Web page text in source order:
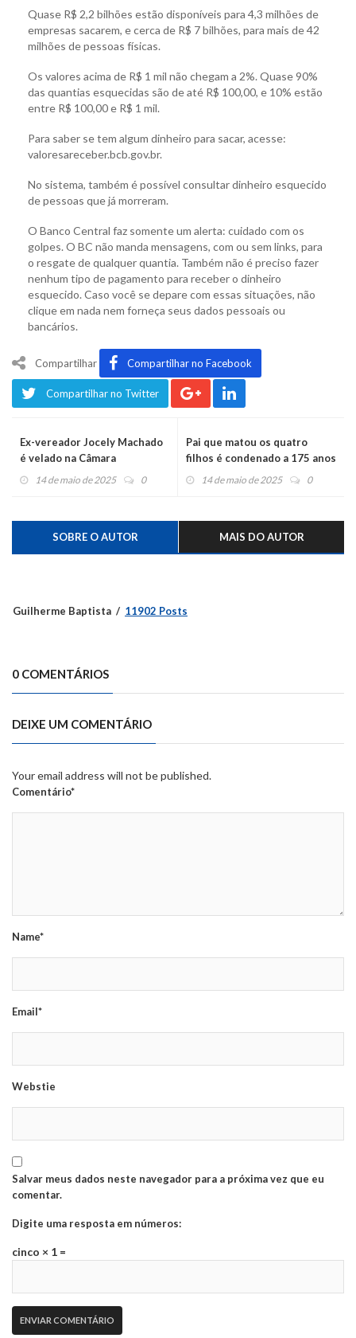
Quase R$ 2,2 bilhões estão disponíveis para 4,3 milhões de
empresas sacarem, e cerca de R$ 7 bilhões, para mais de 42
milhões de pessoas físicas.
Os valores acima de R$ 1 mil não chegam a 2%. Quase 90%
das quantias esquecidas são de até R$ 100,00, e 10% estão
entre R$ 100,00 e R$ 1 mil.
Para saber se tem algum dinheiro para sacar, acesse:
valoresareceber.bcb.gov.br.
No sistema, também é possível consultar dinheiro esquecido
de pessoas que já morreram.
O Banco Central faz somente um alerta: cuidado com os
golpes. O BC não manda mensagens, com ou sem links, para
o resgate de qualquer quantia. Também não é preciso fazer
nenhum tipo de pagamento para receber o dinheiro
esquecido. Caso você se depare com essas situações, não
clique em nada nem forneça seus dados pessoais ou
bancários.
Compartilhar Compartilhar no Facebook
Compartilhar no Twitter
Ex-vereador Jocely Machado
é velado na Câmara
14 de maio de 2025 0
Pai que matou os quatro
filhos é condenado a 175 anos
de prisão
14 de maio de 2025 0
SOBRE O AUTOR MAIS DO AUTOR
Guilherme Baptista 11902 Posts
0 COMENTÁRIOS
DEIXE UM COMENTÁRIO
Your email address will not be published.
Comentário*
Name*
Email*
Webstie
Salvar meus dados neste navegador para a próxima vez que eu
comentar.
Digite uma resposta em números:
cinco × 1 =